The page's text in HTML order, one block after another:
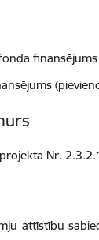
finansējums
Nr.
attīstību